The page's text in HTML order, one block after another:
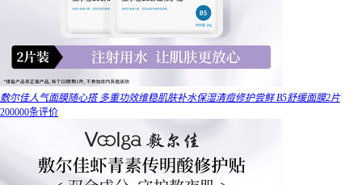
敷尔佳人气面膜随心搭 多重功效维稳肌肤补水保湿清痘修护尝鲜 B5舒缓面膜2片
200000条评价